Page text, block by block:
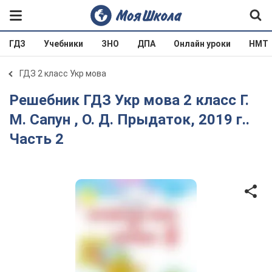
ГДЗ Учебники ЗНО ДПА Онлайн уроки НМТ
ГДЗ 2 класс Укр мова
Решебник ГДЗ Укр мова 2 класс Г.
М. Сапун , О. Д. Прыдаток, 2019 г..
Часть 2